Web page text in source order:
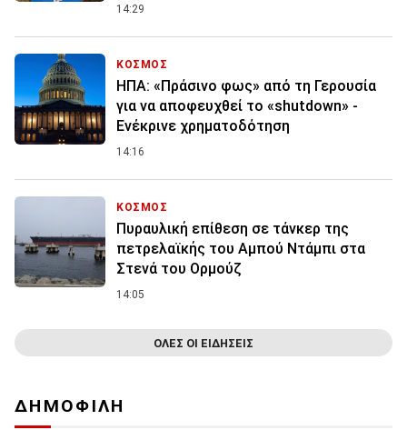
14:29
ΚΟΣΜΟΣ
ΗΠΑ: «Πράσινο φως» από τη Γερουσία
για να αποφευχθεί το «shutdown» -
Ενέκρινε χρηματοδότηση
14:16
ΚΟΣΜΟΣ
Πυραυλική επίθεση σε τάνκερ της
πετρελαϊκής του Αμπού Ντάμπι στα
Στενά του Ορμούζ
14:05
ΟΛΕΣ ΟΙ ΕΙΔΗΣΕΙΣ
ΔΗΜΟΦΙΛΗ